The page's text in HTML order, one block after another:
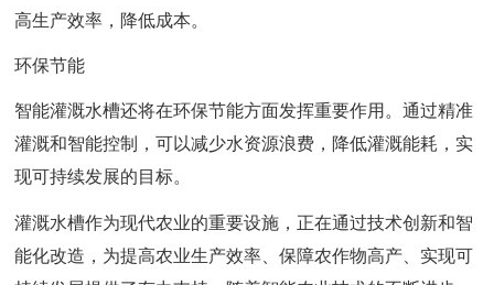
高生产效率，降低成本。
环保节能
智能灌溉水槽还将在环保节能方面发挥重要作用。通过精准
灌溉和智能控制，可以减少水资源浪费，降低灌溉能耗，实
现可持续发展的目标。
灌溉水槽作为现代农业的重要设施，正在通过技术创新和智
能化改造，为提高农业生产效率、保障农作物高产、实现可